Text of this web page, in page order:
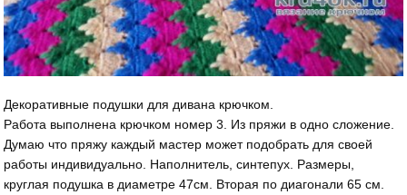
Декоративные подушки для дивана крючком.
Работа выполнена крючком номер 3. Из пряжи в одно сложение.
Думаю что пряжу каждый мастер может подобрать для своей
работы индивидуально. Наполнитель, синтепух. Размеры,
круглая подушка в диаметре 47см. Вторая по диагонали 65 см.